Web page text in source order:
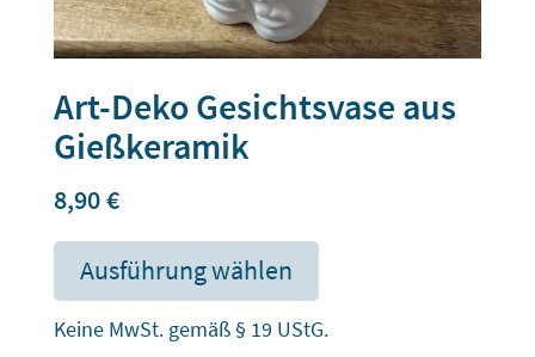
Art-Deko Gesichtsvase aus
Gießkeramik
8,90€
Ausführung wählen
Keine MwSt. gemäß § 19 UStG.